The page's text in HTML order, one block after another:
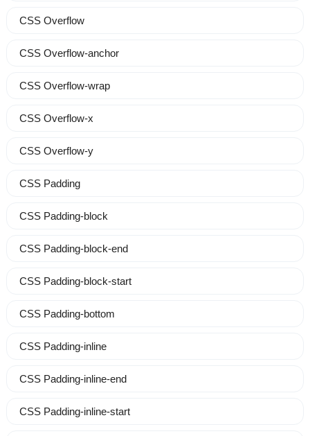
CSS Overflow
CSS Overflow-anchor
CSS Overflow-wrap
CSS Overflow-x
CSS Overflow-y
CSS Padding
CSS Padding-block
CSS Padding-block-end
CSS Padding-block-start
CSS Padding-bottom
CSS Padding-inline
CSS Padding-inline-end
CSS Padding-inline-start